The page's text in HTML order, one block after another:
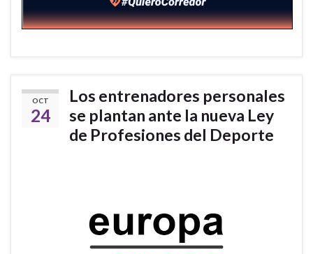
OCT
24
Los entrenadores personales
se plantan ante la nueva Ley
de Profesiones del Deporte